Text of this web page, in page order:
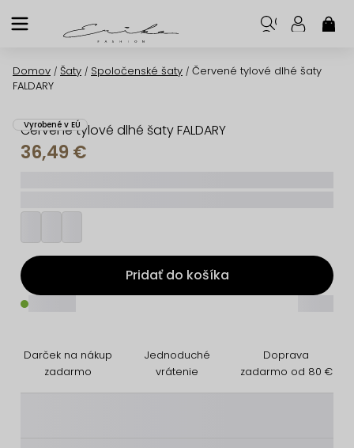
na
Domov / Šaty / Spoločenské šaty / Červené tylové dlhé šaty
FALDARY
Červené tylové dlhé šaty FALDARY
Vyrobené v EÚ
36,49 €
Pridať do košíka
Darček na nákup
zadarmo
Jednoduché
vrátenie
Doprava
zadarmo od 80 €